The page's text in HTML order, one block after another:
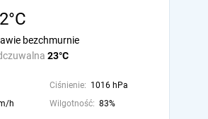
23°C
bezchmurnie
Ciśnienie: 1016 hPa
h Wilgotność: 83%